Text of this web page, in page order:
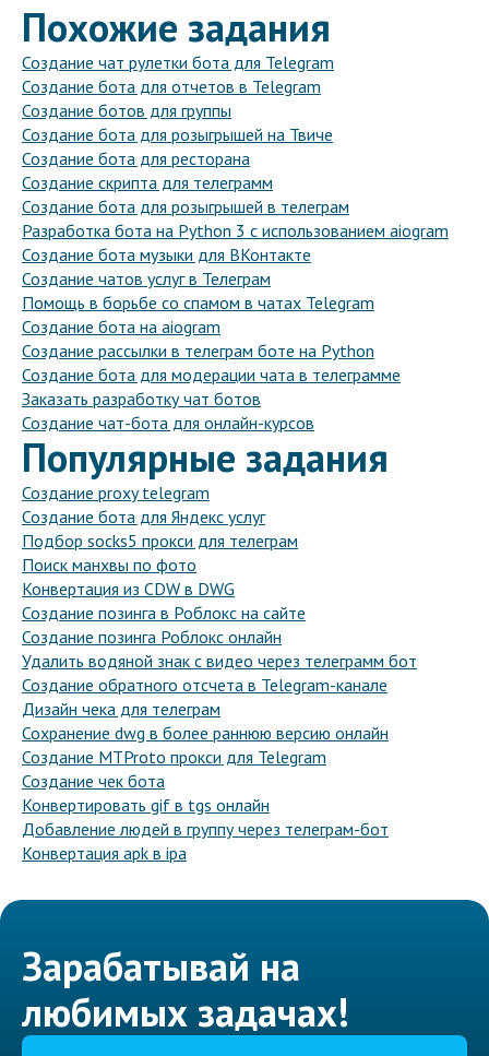
Похожие задания
Создание чат рулетки бота для Telegram
Создание бота для отчетов в Telegram
Создание ботов для группы
Создание бота для розыгрышей на Твиче
Создание бота для ресторана
Создание скрипта для телеграмм
Создание бота для розыгрышей в телеграм
Разработка бота на Python 3 с использованием aiogram
Создание бота музыки для ВКонтакте
Создание чатов услуг в Телеграм
Помощь в борьбе со спамом в чатах Telegram
Создание бота на aiogram
Создание рассылки в телеграм боте на Python
Создание бота для модерации чата в телеграмме
Заказать разработку чат ботов
Создание чат-бота для онлайн-курсов
Популярные задания
Создание proxy telegram
Создание бота для Яндекс услуг
Подбор socks5 прокси для телеграм
Поиск манхвы по фото
Конвертация из CDW в DWG
Создание позинга в Роблокс на сайте
Создание позинга Роблокс онлайн
Удалить водяной знак с видео через телеграмм бот
Создание обратного отсчета в Telegram-канале
Дизайн чека для телеграм
Сохранение dwg в более раннюю версию онлайн
Создание MTProto прокси для Telegram
Создание чек бота
Конвертировать gif в tgs онлайн
Добавление людей в группу через телеграм-бот
Конвертация apk в ipa
Зарабатывай на
любимых задачах!